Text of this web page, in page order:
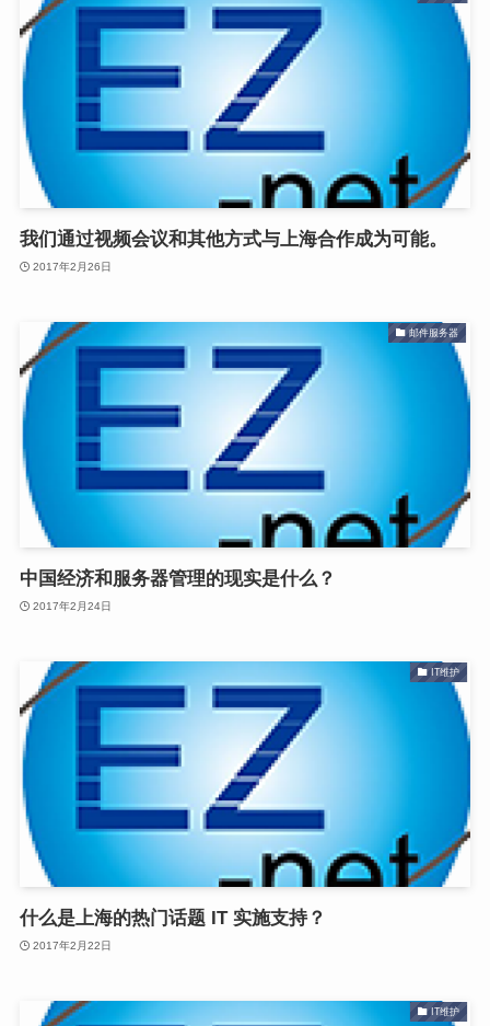
我们通过视频会议和其他方式与上海合作成为可能。
2017年2月26日
邮件服务器
中国经济和服务器管理的现实是什么？
2017年2月24日
IT维护
什么是上海的热门话题 IT 实施支持？
2017年2月22日
IT维护